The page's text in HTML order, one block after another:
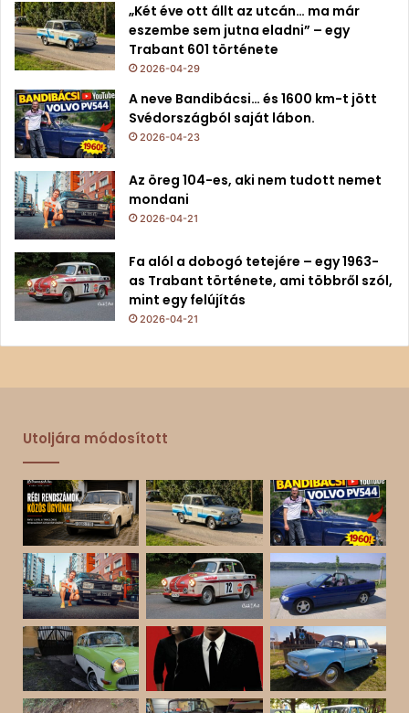
„Két éve ott állt az utcán… ma már
eszembe sem jutna eladni” – egy
Trabant 601 története
2026-04-29
A neve Bandibácsi… és 1600 km-t jött
Svédországból saját lábon.
2026-04-23
Az öreg 104-es, aki nem tudott nemet
mondani
2026-04-21
Fa alól a dobogó tetejére – egy 1963-
as Trabant története, ami többről szól,
mint egy felújítás
2026-04-21
Utoljára módosított